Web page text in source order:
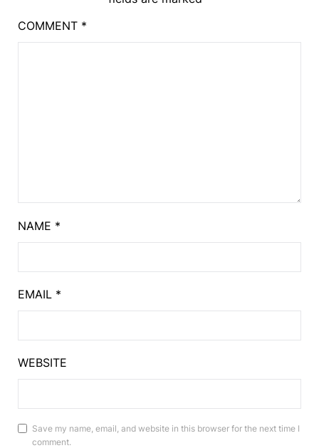
COMMENT *
NAME *
EMAIL *
WEBSITE
Save my name, email, and website in this browser for the next time I
comment.